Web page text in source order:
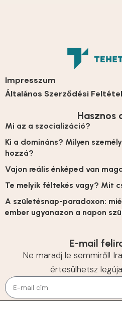
Impresszum
Általános Szerződési
Hasznos
Mi az a szocializáció?
Ki a domináns? Milyen
hozzá?
Vajon reális énképed van
Te melyik féltekés vagy? Mit
A születésnap-paradoxon:
ember ugyanazon a napon
E-mail
Ne maradj le semmiről!
értesülhetsz